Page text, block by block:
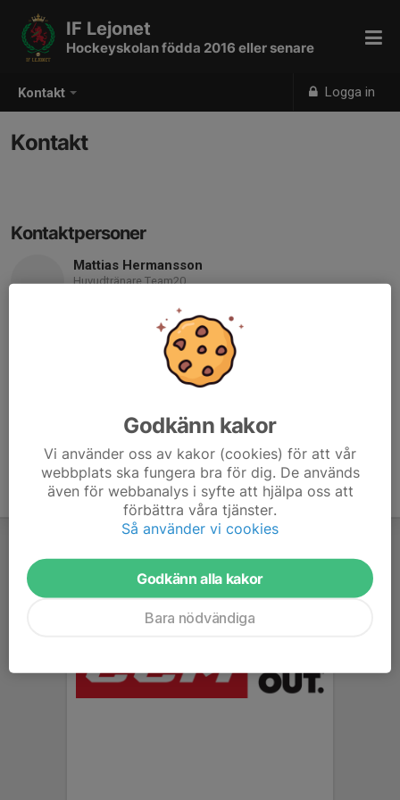
Kontakt Logga in
IF Lejonet
Hockeyskolan födda 2016 eller senare
Kontakt
Kontaktpersoner
Mattias Hermansson
Huvudtränare Team20
mattias.hermansson@hotmail.com
Godkänn kakor
Vi använder oss av kakor (cookies) för att vår
webbplats ska fungera bra för dig. De används
även för webbanalys i syfte att hjälpa oss att
förbättra våra tjänster.
Så använder vi cookies
Godkänn alla kakor
Bara nödvändiga